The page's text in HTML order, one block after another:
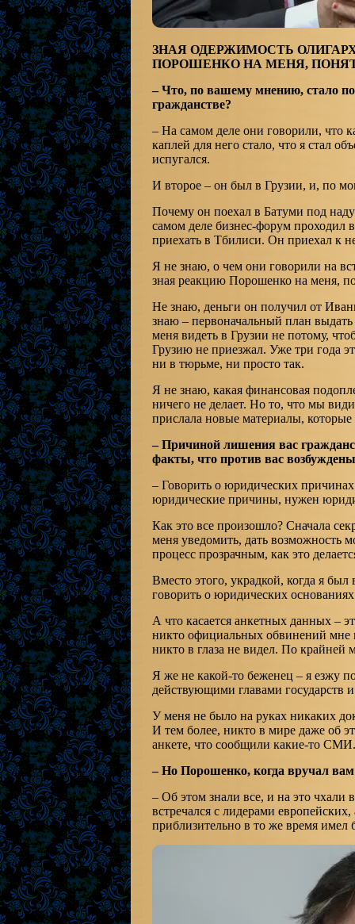
ЗНАЯ ОДЕРЖИМОСТЬ
ПОРОШЕНКО НА МЕНЯ,
– Что, по вашему мнению, стало
гражданстве?
– На самом деле они говорили, что
каплей для него стало, что я стал
испугался.
И второе – он был в Грузии, и, по
Почему он поехал в Батуми под
самом деле бизнес-форум
приехать в Тбилиси. Он приехал к
Я не знаю, о чем они говорили на
зная реакцию Порошенко на меня,
Не знаю, деньги он получил от
знаю – первоначальный план
меня видеть в Грузии не потому,
Грузию не приезжал. Уже три года
ни в тюрьме, ни просто так.
Я не знаю, какая финансовая
ничего не делает. Но то, что мы
прислала новые материалы,
– Причиной лишения вас
факты, что против вас
– Говорить о юридических
юридические причины, нужен
Как это все произошло? Сначала
меня уведомить, дать возможность
процесс прозрачным, как это
Вместо этого, украдкой, когда я
говорить о юридических
А что касается анкетных данных –
никто официальных обвинений мне
никто в глаза не видел. По крайней
Я же не какой-то беженец – я езжу
действующими главами государств
У меня не было на руках никаких
И тем более, никто в мире даже об
анкете, что сообщили какие-то СМИ.
– Но Порошенко, когда вручал
– Об этом знали все, и на это чхали
встречался с лидерами
приблизительно в то же время